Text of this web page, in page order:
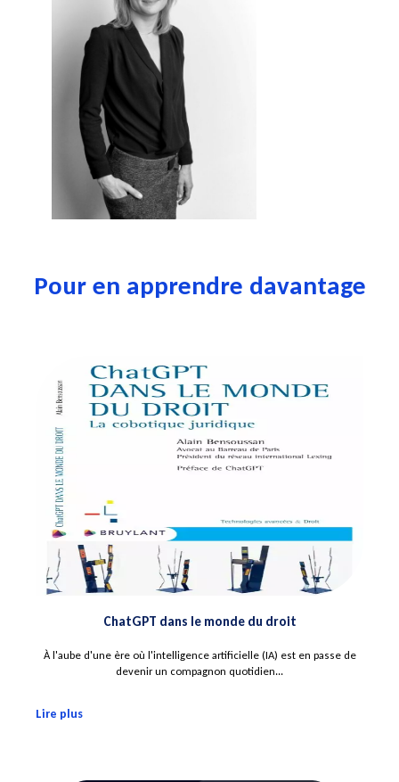
Pour en apprendre davantage
ChatGPT dans le monde du droit
À l'aube d'une ère où l'intelligence artificielle (IA) est en passe de
devenir un compagnon quotidien...
Lire plus